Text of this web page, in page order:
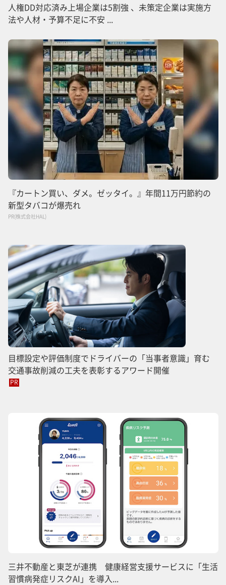
人権DD対応済み上場企業は5割強 、未策定企業は実施方
法や人材・予算不足に不安 ...
『カートン買い、ダメ。ゼッタイ。』年間11万円節約の
新型タバコが爆売れ
PR(株式会社HAL)
目標設定や評価制度でドライバーの「当事者意識」育む
交通事故削減の工夫を表彰するアワード開催
PR
三井不動産と東芝が連携 健康経営支援サービスに「生活
習慣病発症リスクAI」を導入...